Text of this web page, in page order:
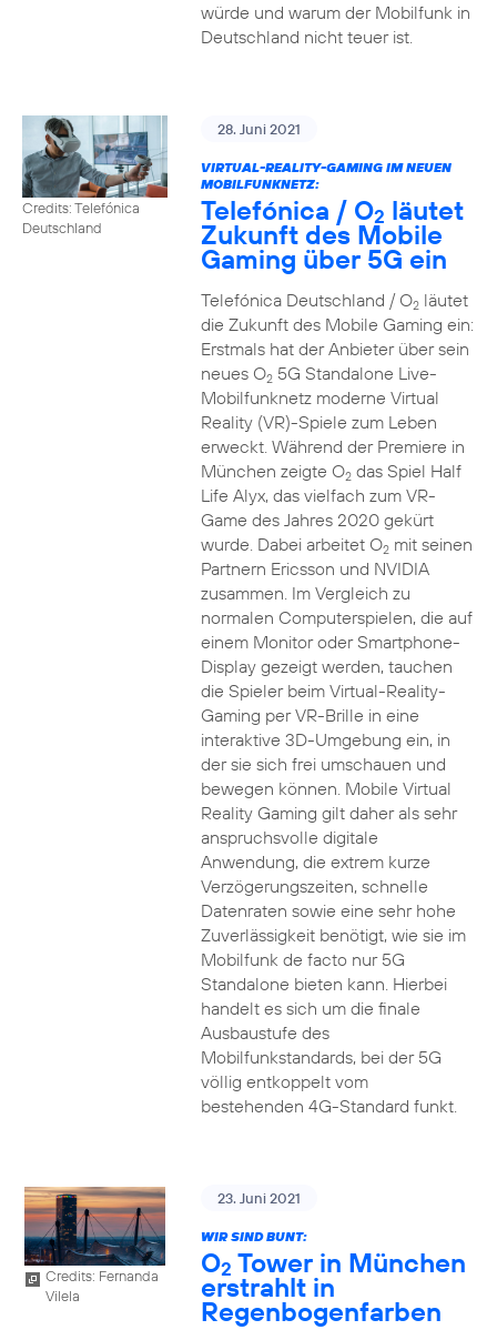
würde und warum der Mobilfunk in
Deutschland nicht teuer ist.
Credits: Telefónica
Deutschland
28. Juni 2021
VIRTUAL-REALITY-GAMING IM NEUEN
MOBILFUNKNETZ:
Telefónica / O2 läutet
Zukunft des Mobile
Gaming über 5G ein
Telefónica Deutschland / O2läutet
die Zukunft des Mobile Gaming ein:
Erstmals hat der Anbieter über sein
neues O25G Standalone Live-
Mobilfunknetz moderne Virtual
Reality (VR)-Spiele zum Leben
erweckt. Während der Premiere in
München zeigte O2das Spiel Half
Life Alyx, das vielfach zum VR-
Game des Jahres 2020 gekürt
wurde. Dabei arbeitet O2mit seinen
Partnern Ericsson und NVIDIA
zusammen. Im Vergleich zu
normalen Computerspielen, die auf
einem Monitor oder Smartphone-
Display gezeigt werden, tauchen
die Spieler beim Virtual-Reality-
Gaming per VR-Brille in eine
interaktive 3D-Umgebung ein, in
der sie sich frei umschauen und
bewegen können. Mobile Virtual
Reality Gaming gilt daher als sehr
anspruchsvolle digitale
Anwendung, die extrem kurze
Verzögerungszeiten, schnelle
Datenraten sowie eine sehr hohe
Zuverlässigkeit benötigt, wie sie im
Mobilfunk de facto nur 5G
Standalone bieten kann. Hierbei
handelt es sich um die finale
Ausbaustufe des
Mobilfunkstandards, bei der 5G
völlig entkoppelt vom
bestehenden 4G-Standard funkt.
Credits: Fernanda
Vilela
23. Juni 2021
WIR SIND BUNT:
O2 Tower in München
erstrahlt in
Regenbogenfarben